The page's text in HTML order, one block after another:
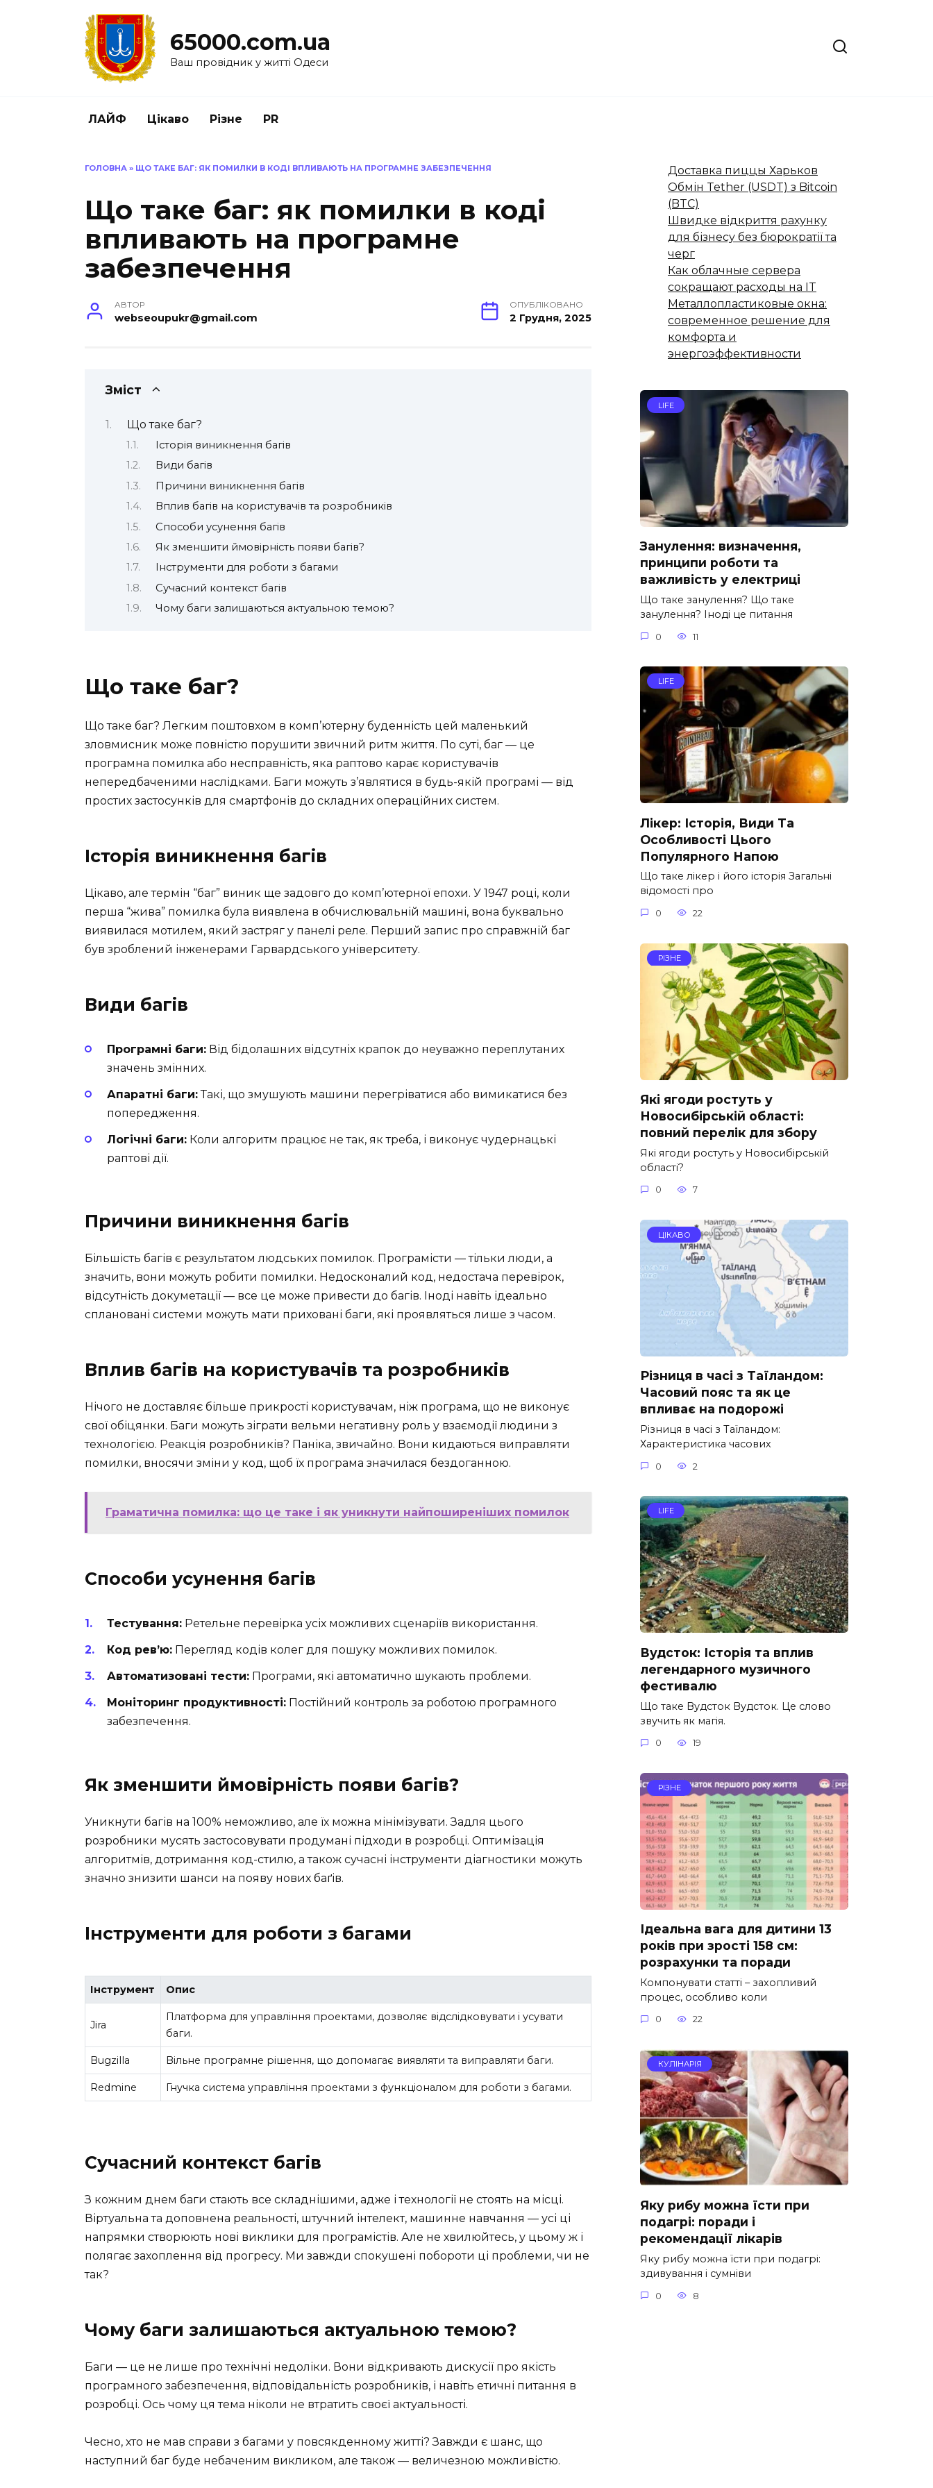
65000.com.ua
Ваш провідник у житті Одеси
ЛАЙФ Цікаво Різне PR
ГОЛОВНА » ЩО ТАКЕ БАГ: ЯК ПОМИЛКИ В КОДІ ВПЛИВАЮТЬ НА ПРОГРАМНЕ ЗАБЕЗПЕЧЕННЯ
Що таке баг: як помилки в коді
впливають на програмне
забезпечення
АВТОР
webseoupukr@gmail.com
ОПУБЛІКОВАНО
2 Грудня, 2025
Зміст
Що таке баг?
Історія виникнення багів
Види багів
Причини виникнення багів
Вплив багів на користувачів та розробників
Способи усунення багів
Як зменшити ймовірність появи багів?
Інструменти для роботи з багами
Сучасний контекст багів
Чому баги залишаються актуальною темою?
Що таке баг?
Що таке баг? Легким поштовхом в комп’ютерну буденність цей маленький
зловмисник може повністю порушити звичний ритм життя. По суті, баг — це
програмна помилка або несправність, яка раптово карає користувачів
непередбаченими наслідками. Баги можуть з’являтися в будь-якій програмі — від
простих застосунків для смартфонів до складних операційних систем.
Історія виникнення багів
Цікаво, але термін “баг” виник ще задовго до комп’ютерної епохи. У 1947 році, коли
перша “жива” помилка була виявлена в обчислювальній машині, вона буквально
виявилася мотилем, який застряг у панелі реле. Перший запис про справжній баг
був зроблений інженерами Гарвардського університету.
Види багів
Програмні баги: Від бідолашних відсутніх крапок до неуважно переплутаних
значень змінних.
Апаратні баги:Такі, що змушують машини перегріватися або вимикатися без
попередження.
Логічні баги: Коли алгоритм працює не так, як треба, і виконує чудернацькі
раптові дії.
Причини виникнення багів
Більшість багів є результатом людських помилок. Програмісти — тільки люди, а
значить, вони можуть робити помилки. Недосконалий код, недостача перевірок,
відсутність докуметації — все це може привести до багів. Іноді навіть ідеально
сплановані системи можуть мати приховані баги, які проявляться лише з часом.
Вплив багів на користувачів та розробників
Нічого не доставляє більше прикрості користувачам, ніж програма, що не виконує
свої обіцянки. Баги можуть зіграти вельми негативну роль у взаємодії людини з
технологією. Реакція розробників? Паніка, звичайно. Вони кидаються виправляти
помилки, вносячи зміни у код, щоб їх програма значилася бездоганною.
Граматична помилка: що це таке і як уникнути найпоширеніших помилок
Способи усунення багів
Тестування: Ретельне перевірка усіх можливих сценаріїв використання.
Код рев’ю: Перегляд кодів колег для пошуку можливих помилок.
Автоматизовані тести: Програми, які автоматично шукають проблеми.
Моніторинг продуктивності: Постійний контроль за роботою програмного
забезпечення.
Як зменшити ймовірність появи багів?
Уникнути багів на 100% неможливо, але їх можна мінімізувати. Задля цього
розробники мусять застосовувати продумані підходи в розробці. Оптимізація
алгоритмів, дотримання код-стилю, а також сучасні інструменти діагностики можуть
значно знизити шанси на появу нових баґів.
Інструменти для роботи з багами
Інструмент Опис
Jira
Платформа для управління проектами, дозволяє відслідковувати і усувати
баги.
Bugzilla Вільне програмне рішення, що допомагає виявляти та виправляти баги.
Redmine Гнучка система управління проектами з функціоналом для роботи з багами.
Сучасний контекст багів
З кожним днем баги стають все складнішими, адже і технології не стоять на місці.
Віртуальна та доповнена реальності, штучний інтелект, машинне навчання — усі ці
напрямки створюють нові виклики для програмістів. Але не хвилюйтесь, у цьому ж і
полягає захоплення від прогресу. Ми завжди спокушені побороти ці проблеми, чи не
так?
Чому баги залишаються актуальною темою?
Баги — це не лише про технічні недоліки. Вони відкривають дискусії про якість
програмного забезпечення, відповідальність розробників, і навіть етичні питання в
розробці. Ось чому ця тема ніколи не втратить своєї актуальності.
Чесно, хто не мав справи з багами у повсякденному житті? Завжди є шанс, що
наступний баг буде небаченим викликом, але також — величезною можливістю.
Доставка пиццы Харьков
Обмін Tether (USDT) з Bitcoin
(BTC)
Швидке відкриття рахунку
для бізнесу без бюрократії та
черг
Как облачные сервера
сокращают расходы на IT
Металлопластиковые окна:
современное решение для
комфорта и
энергоэффективности
LIFE
Занулення: визначення,
принципи роботи та
важливість у електриці
Що таке занулення? Що таке
занулення? Іноді це питання
0 11
LIFE
Лікер: Історія, Види Та
Особливості Цього
Популярного Напою
Що таке лікер і його історія Загальні
відомості про
0 22
РІЗНЕ
Які ягоди ростуть у
Новосибірській області:
повний перелік для збору
Які ягоди ростуть у Новосибірській
області?
0 7
ЦІКАВО
Різниця в часі з Таїландом:
Часовий пояс та як це
впливає на подорожі
Різниця в часі з Таїландом:
Характеристика часових
0 2
LIFE
Вудсток: Історія та вплив
легендарного музичного
фестивалю
Що таке Вудсток Вудсток. Це слово
звучить як магія.
0 19
РІЗНЕ
Ідеальна вага для дитини 13
років при зрості 158 см:
розрахунки та поради
Компонувати статті – захопливий
процес, особливо коли
0 22
КУЛІНАРІЯ
Яку рибу можна їсти при
подагрі: поради і
рекомендації лікарів
Яку рибу можна їсти при подагрі:
здивування і сумніви
0 8